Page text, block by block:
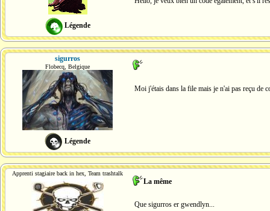
Légende
sigurros
Flobecq, Belgique
Légende
Moi j'étais dans la file mais je n'ai pas reçu de
Apprenti stagiaire back in hex, Team trashtalk
La même
Que sigurros er gwendlyn...